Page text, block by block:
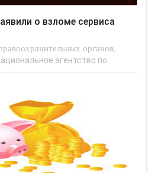
органов,
агентство по..